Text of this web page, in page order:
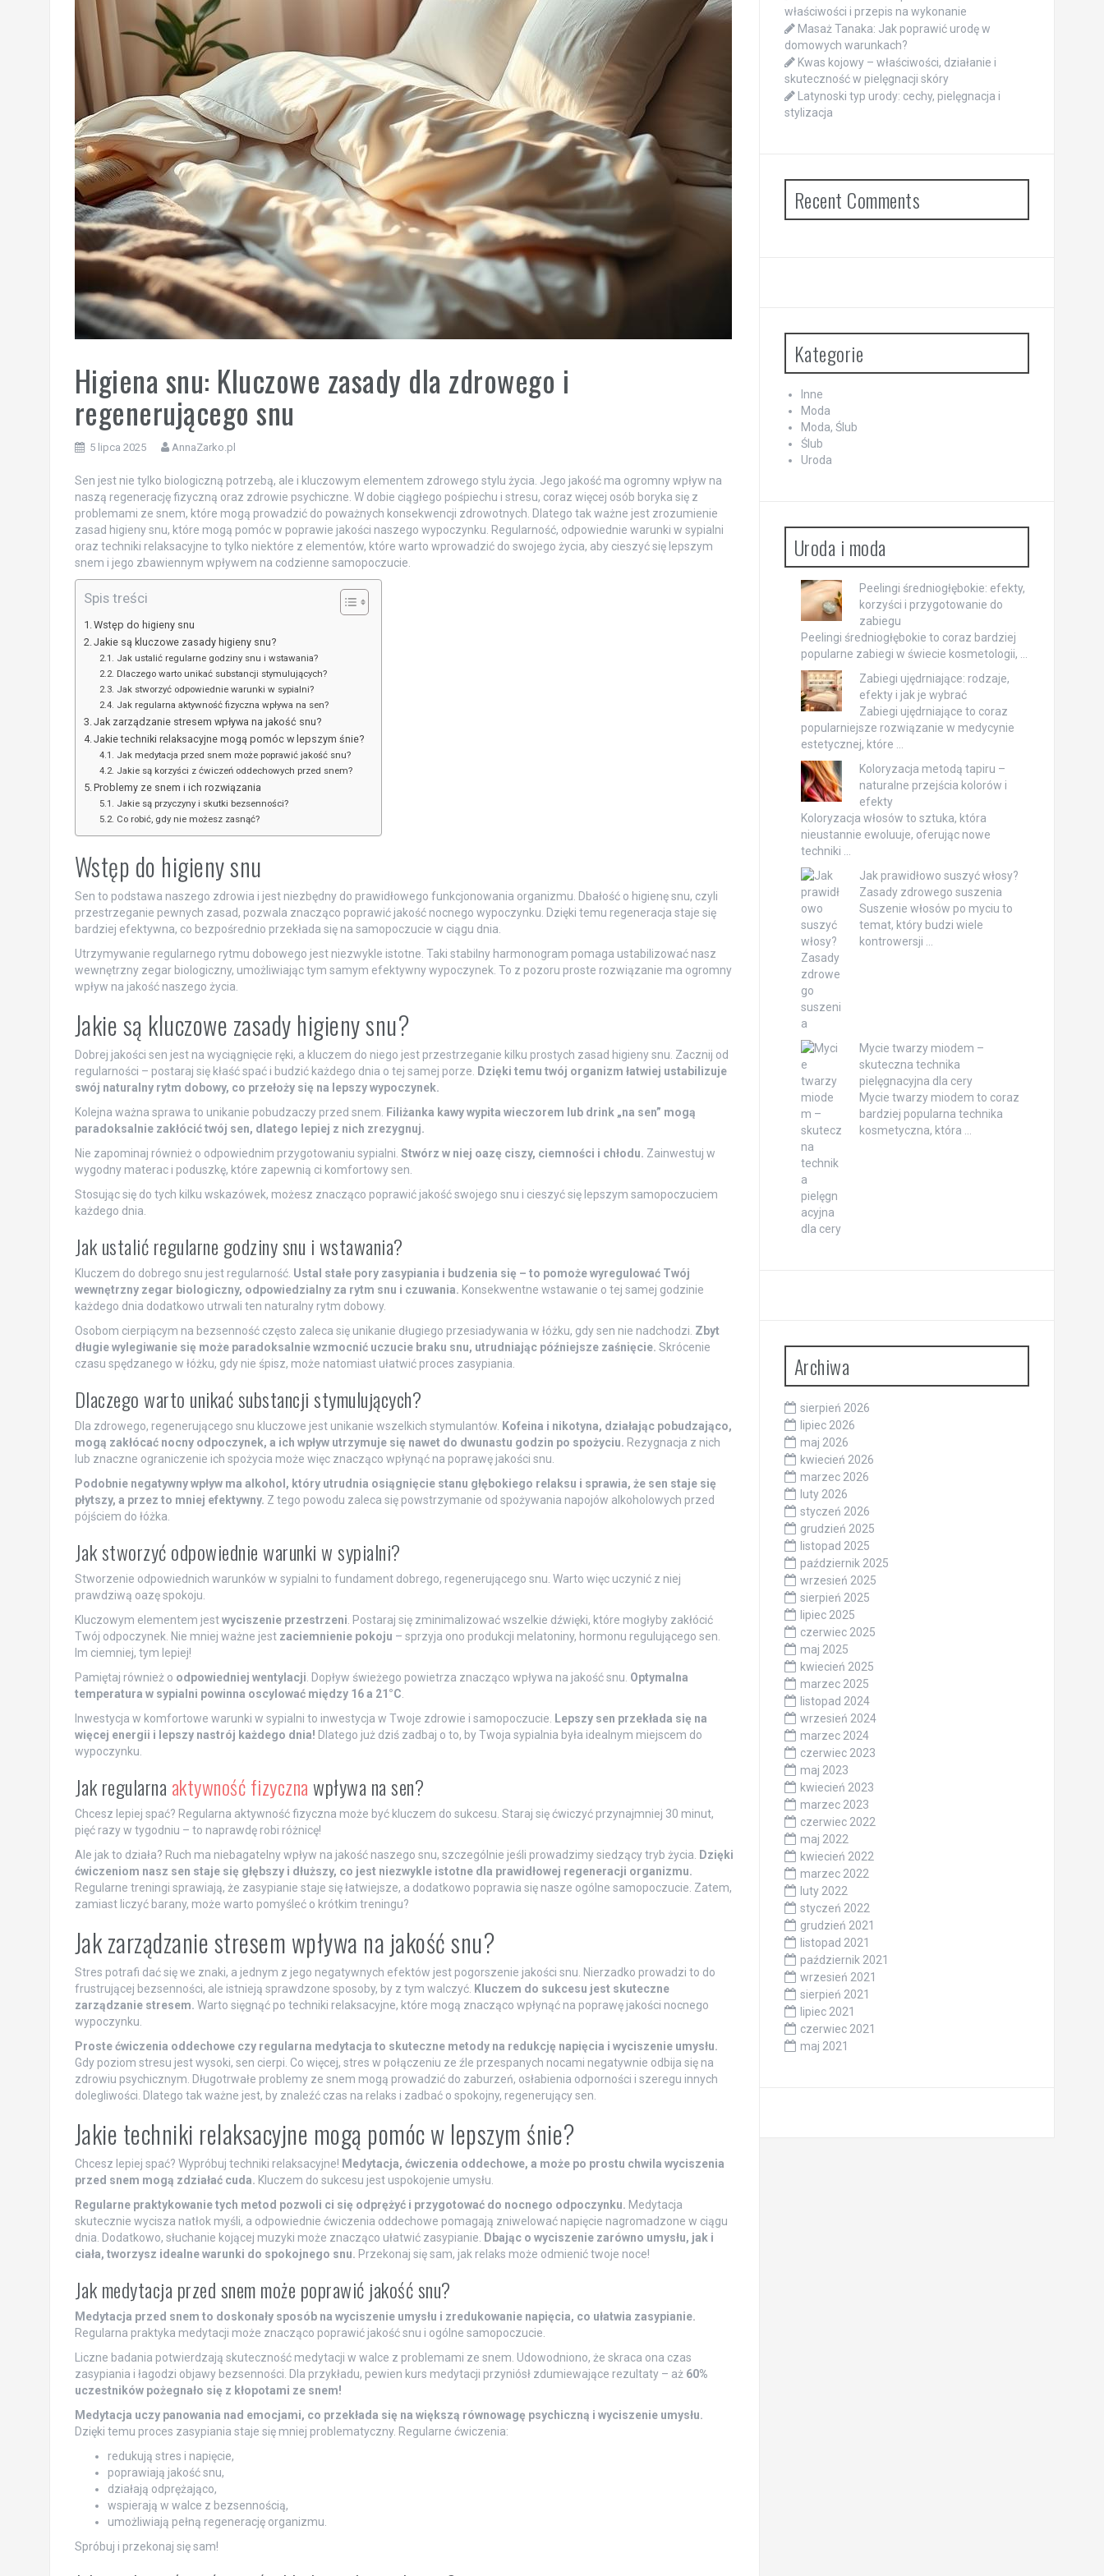
Higiena snu: Kluczowe zasady dla zdrowego i
regenerującego snu
5 lipca 2025 AnnaZarko.pl
Sen jest nie tylko biologiczną potrzebą, ale i kluczowym elementem zdrowego stylu życia. Jego jakość ma ogromny wpływ na
naszą regenerację fizyczną oraz zdrowie psychiczne. W dobie ciągłego pośpiechu i stresu, coraz więcej osób boryka się z
problemami ze snem, które mogą prowadzić do poważnych konsekwencji zdrowotnych. Dlatego tak ważne jest zrozumienie
zasad higieny snu, które mogą pomóc w poprawie jakości naszego wypoczynku. Regularność, odpowiednie warunki w sypialni
oraz techniki relaksacyjne to tylko niektóre z elementów, które warto wprowadzić do swojego życia, aby cieszyć się lepszym
snem i jego zbawiennym wpływem na codzienne samopoczucie.
Spis treści
Wstęp do higieny snu
Jakie są kluczowe zasady higieny snu?
Jak ustalić regularne godziny snu i wstawania?
Dlaczego warto unikać substancji stymulujących?
Jak stworzyć odpowiednie warunki w sypialni?
Jak regularna aktywność fizyczna wpływa na sen?
Jak zarządzanie stresem wpływa na jakość snu?
Jakie techniki relaksacyjne mogą pomóc w lepszym śnie?
Jak medytacja przed snem może poprawić jakość snu?
Jakie są korzyści z ćwiczeń oddechowych przed snem?
Problemy ze snem i ich rozwiązania
Jakie są przyczyny i skutki bezsenności?
Co robić, gdy nie możesz zasnąć?
Wstęp do higieny snu
Sen to podstawa naszego zdrowia i jest niezbędny do prawidłowego funkcjonowania organizmu. Dbałość o higienę snu, czyli
przestrzeganie pewnych zasad, pozwala znacząco poprawić jakość nocnego wypoczynku. Dzięki temu regeneracja staje się
bardziej efektywna, co bezpośrednio przekłada się na samopoczucie w ciągu dnia.
Utrzymywanie regularnego rytmu dobowego jest niezwykle istotne. Taki stabilny harmonogram pomaga ustabilizować nasz
wewnętrzny zegar biologiczny, umożliwiając tym samym efektywny wypoczynek. To z pozoru proste rozwiązanie ma ogromny
wpływ na jakość naszego życia.
Jakie są kluczowe zasady higieny snu?
Dobrej jakości sen jest na wyciągnięcie ręki, a kluczem do niego jest przestrzeganie kilku prostych zasad higieny snu. Zacznij od
regularności – postaraj się kłaść spać i budzić każdego dnia o tej samej porze.
Dzięki temu twój organizm łatwiej ustabilizuje
swój naturalny rytm dobowy, co przełoży się na lepszy wypoczynek.
Kolejna ważna sprawa to unikanie pobudzaczy przed snem.
Filiżanka kawy wypita wieczorem lub drink „na sen” mogą
paradoksalnie zakłócić twój sen, dlatego lepiej z nich zrezygnuj.
Nie zapominaj również o odpowiednim przygotowaniu sypialni. Stwórz w niej oazę ciszy, ciemności i chłodu. Zainwestuj w
wygodny materac i poduszkę, które zapewnią ci komfortowy sen.
Stosując się do tych kilku wskazówek, możesz znacząco poprawić jakość swojego snu i cieszyć się lepszym samopoczuciem
każdego dnia.
Jak ustalić regularne godziny snu i wstawania?
Kluczem do dobrego snu jest regularność. Ustal stałe pory zasypiania i budzenia się – to pomoże wyregulować Twój
wewnętrzny zegar biologiczny, odpowiedzialny za rytm snu i czuwania. Konsekwentne wstawanie o tej samej godzinie
każdego dnia dodatkowo utrwali ten naturalny rytm dobowy.
Osobom cierpiącym na bezsenność często zaleca się unikanie długiego przesiadywania w łóżku, gdy sen nie nadchodzi. Zbyt
długie wylegiwanie się może paradoksalnie wzmocnić uczucie braku snu, utrudniając późniejsze zaśnięcie. Skrócenie
czasu spędzanego w łóżku, gdy nie śpisz, może natomiast ułatwić proces zasypiania.
Dlaczego warto unikać substancji stymulujących?
Dla zdrowego, regenerującego snu kluczowe jest unikanie wszelkich stymulantów. Kofeina i nikotyna, działając pobudzająco,
mogą zakłócać nocny odpoczynek, a ich wpływ utrzymuje się nawet do dwunastu godzin po spożyciu. Rezygnacja z nich
lub znaczne ograniczenie ich spożycia może więc znacząco wpłynąć na poprawę jakości snu.
Podobnie negatywny wpływ ma alkohol, który utrudnia osiągnięcie stanu głębokiego relaksu i sprawia, że sen staje się
płytszy, a przez to mniej efektywny. Z tego powodu zaleca się powstrzymanie od spożywania napojów alkoholowych przed
pójściem do łóżka.
Jak stworzyć odpowiednie warunki w sypialni?
Stworzenie odpowiednich warunków w sypialni to fundament dobrego, regenerującego snu. Warto więc uczynić z niej
prawdziwą oazę spokoju.
Kluczowym elementem jestwyciszenie przestrzeni . Postaraj się zminimalizować wszelkie dźwięki, które mogłyby zakłócić
Twój odpoczynek. Nie mniej ważne jest zaciemnienie pokoju – sprzyja ono produkcji melatoniny, hormonu regulującego sen.
Im ciemniej, tym lepiej!
Pamiętaj również o odpowiedniej wentylacji . Dopływ świeżego powietrza znacząco wpływa na jakość snu. Optymalna
temperatura w sypialni powinna oscylować między 16 a 21°C
Inwestycja w komfortowe warunki w sypialni to inwestycja w Twoje zdrowie i samopoczucie.
Lepszy sen przekłada się na
więcej energii i lepszy nastrój każdego dnia! Dlatego już dziś zadbaj o to, by Twoja sypialnia była idealnym miejscem do
wypoczynku.
Jak regularna aktywność fizycznawpływa na sen?
Chcesz lepiej spać? Regularna aktywność fizyczna może być kluczem do sukcesu. Staraj się ćwiczyć przynajmniej 30 minut,
pięć razy w tygodniu – to naprawdę robi różnicę!
Ale jak to działa? Ruch ma niebagatelny wpływ na jakość naszego snu, szczególnie jeśli prowadzimy siedzący tryb życia.
Dzięki
ćwiczeniom nasz sen staje się głębszy i dłuższy, co jest niezwykle istotne dla prawidłowej regeneracji organizmu.
Regularne treningi sprawiają, że zasypianie staje się łatwiejsze, a dodatkowo poprawia się nasze ogólne samopoczucie. Zatem,
zamiast liczyć barany, może warto pomyśleć o krótkim treningu?
Jak zarządzanie stresem wpływa na jakość snu?
Stres potrafi dać się we znaki, a jednym z jego negatywnych efektów jest pogorszenie jakości snu. Nierzadko prowadzi to do
frustrującej bezsenności, ale istnieją sprawdzone sposoby, by z tym walczyć. Kluczem do sukcesu jest skuteczne
zarządzanie stresem. Warto sięgnąć po techniki relaksacyjne, które mogą znacząco wpłynąć na poprawę jakości nocnego
wypoczynku.
Proste ćwiczenia oddechowe czy regularna medytacja to skuteczne metody na redukcję napięcia i wyciszenie umysłu.
Gdy poziom stresu jest wysoki, sen cierpi. Co więcej, stres w połączeniu ze źle przespanych nocami negatywnie odbija się na
zdrowiu psychicznym. Długotrwałe problemy ze snem mogą prowadzić do zaburzeń, osłabienia odporności i szeregu innych
dolegliwości. Dlatego tak ważne jest, by znaleźć czas na relaks i zadbać o spokojny, regenerujący sen.
Jakie techniki relaksacyjne mogą pomóc w lepszym śnie?
Chcesz lepiej spać? Wypróbuj techniki relaksacyjne! Medytacja, ćwiczenia oddechowe, a może po prostu chwila wyciszenia
przed snem mogą zdziałać cuda. Kluczem do sukcesu jest uspokojenie umysłu.
Regularne praktykowanie tych metod pozwoli ci się odprężyć i przygotować do nocnego odpoczynku. Medytacja
skutecznie wycisza natłok myśli, a odpowiednie ćwiczenia oddechowe pomagają zniwelować napięcie nagromadzone w ciągu
dnia. Dodatkowo, słuchanie kojącej muzyki może znacząco ułatwić zasypianie.
Dbając o wyciszenie zarówno umysłu, jak i
ciała, tworzysz idealne warunki do spokojnego snu. Przekonaj się sam, jak relaks może odmienić twoje noce!
Jak medytacja przed snem może poprawić jakość snu?
Medytacja przed snem to doskonały sposób na wyciszenie umysłu i zredukowanie napięcia, co ułatwia zasypianie.
Regularna praktyka medytacji może znacząco poprawić jakość snu i ogólne samopoczucie.
Liczne badania potwierdzają skuteczność medytacji w walce z problemami ze snem. Udowodniono, że skraca ona czas
zasypiania i łagodzi objawy bezsenności. Dla przykładu, pewien kurs medytacji przyniósł zdumiewające rezultaty – aż 60%
uczestników pożegnało się z kłopotami ze snem!
Medytacja uczy panowania nad emocjami, co przekłada się na większą równowagę psychiczną i wyciszenie umysłu.
Dzięki temu proces zasypiania staje się mniej problematyczny. Regularne ćwiczenia:
redukują stres i napięcie,
poprawiają jakość snu,
działają odprężająco,
wspierają w walce z bezsennością,
umożliwiają pełną regenerację organizmu.
Spróbuj i przekonaj się sam!
właściwości i przepis na wykonanie
Masaż Tanaka: Jak poprawić urodę w
domowych warunkach?
Kwas kojowy – właściwości, działanie i
skuteczność w pielęgnacji skóry
Latynoski typ urody: cechy, pielęgnacja i
stylizacja
Recent Comments
Kategorie
Inne
Moda
Moda, Ślub
Ślub
Uroda
Uroda i moda
Peelingi średniogłębokie: efekty,
korzyści i przygotowanie do
zabiegu
Peelingi średniogłębokie to coraz bardziej
popularne zabiegi w świecie kosmetologii, …
Zabiegi ujędrniające: rodzaje,
efekty i jak je wybrać
Zabiegi ujędrniające to coraz
popularniejsze rozwiązanie w medycynie
estetycznej, które …
Koloryzacja metodą tapiru –
naturalne przejścia kolorów i
efekty
Koloryzacja włosów to sztuka, która
nieustannie ewoluuje, oferując nowe
techniki …
Jak prawidłowo suszyć włosy?
Zasady zdrowego suszenia
Suszenie włosów po myciu to
temat, który budzi wiele
kontrowersji …
Mycie twarzy miodem –
skuteczna technika
pielęgnacyjna dla cery
Mycie twarzy miodem to coraz
bardziej popularna technika
kosmetyczna, która …
Archiwa
sierpień 2026
lipiec 2026
maj 2026
kwiecień 2026
marzec 2026
luty 2026
styczeń 2026
grudzień 2025
listopad 2025
październik 2025
wrzesień 2025
sierpień 2025
lipiec 2025
czerwiec 2025
maj 2025
kwiecień 2025
marzec 2025
listopad 2024
wrzesień 2024
marzec 2024
czerwiec 2023
maj 2023
kwiecień 2023
marzec 2023
czerwiec 2022
maj 2022
kwiecień 2022
marzec 2022
luty 2022
styczeń 2022
grudzień 2021
listopad 2021
październik 2021
wrzesień 2021
sierpień 2021
lipiec 2021
czerwiec 2021
maj 2021